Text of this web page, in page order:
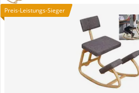
Preis-Leistungs-Sieger